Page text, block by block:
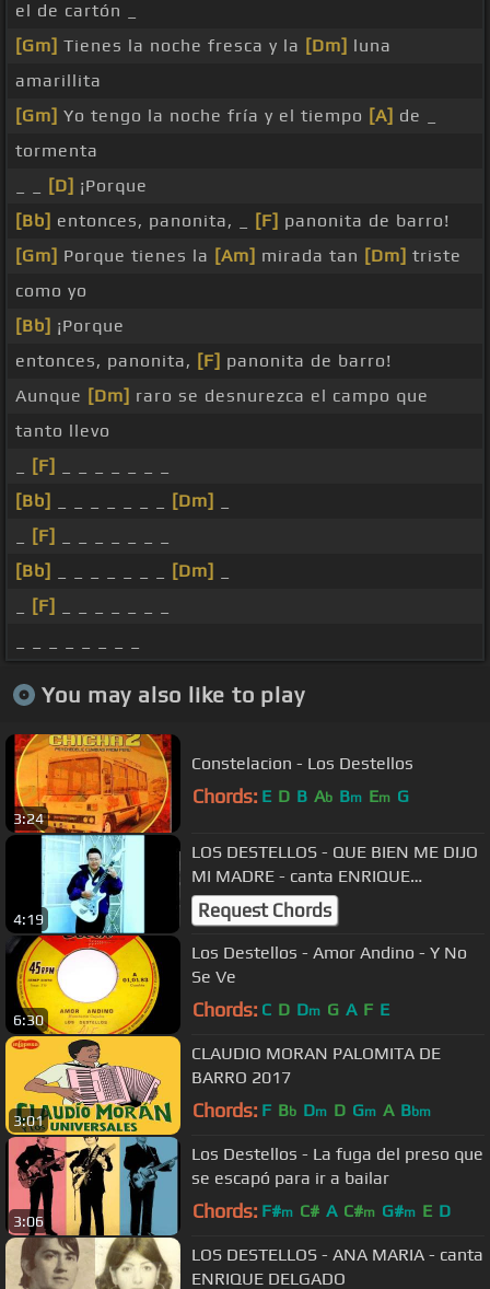
el de cartón _
[Gm] Tienes la noche fresca y la [Dm] luna
amarillita
[Gm] Yo tengo la noche fría y el tiempo [A] de _
tormenta
[D] ¡Porque
[Bb] entonces, panonita, _ [F] panonita de barro!
[Gm] Porque tienes la [Am] mirada tan [Dm] triste
como yo
[Bb] ¡Porque
entonces, panonita, [F] panonita de barro!
Aunque [Dm] raro se desnurezca el campo que
tanto llevo
[F]
[Bb]
[Dm]
[F]
[Bb]
[Dm]
[F]
You may also like to play
3:24
Constelacion - Los Destellos
Chords: E D B Ab Bm Em G
4:19
LOS DESTELLOS - QUE BIEN ME DIJO
MI MADRE - canta ENRIQUE
DELGADO
Request Chords
6:30
Los Destellos - Amor Andino - Y No
Se Ve
Chords: C D Dm G A F E
3:01
CLAUDIO MORAN PALOMITA DE
BARRO 2017
Chords: F Bb Dm D Gm A Bbm
3:06
Los Destellos - La fuga del preso que
se escapó para ir a bailar
Chords: F#m C# A C#m G#m E D
LOS DESTELLOS - ANA MARIA - canta
ENRIQUE DELGADO